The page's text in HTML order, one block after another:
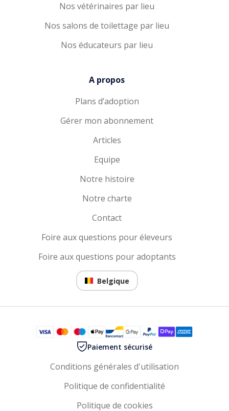
Nos vétérinaires par lieu
Nos salons de toilettage par lieu
Nos éducateurs par lieu
A propos
Plans d’adoption
Gérer mon abonnement
Articles
Equipe
Notre histoire
Notre charte
Contact
Foire aux questions pour éleveurs
Foire aux questions pour adoptants
Belgique
Paiement sécurisé
Conditions générales d'utilisation
Politique de confidentialité
Politique de cookies